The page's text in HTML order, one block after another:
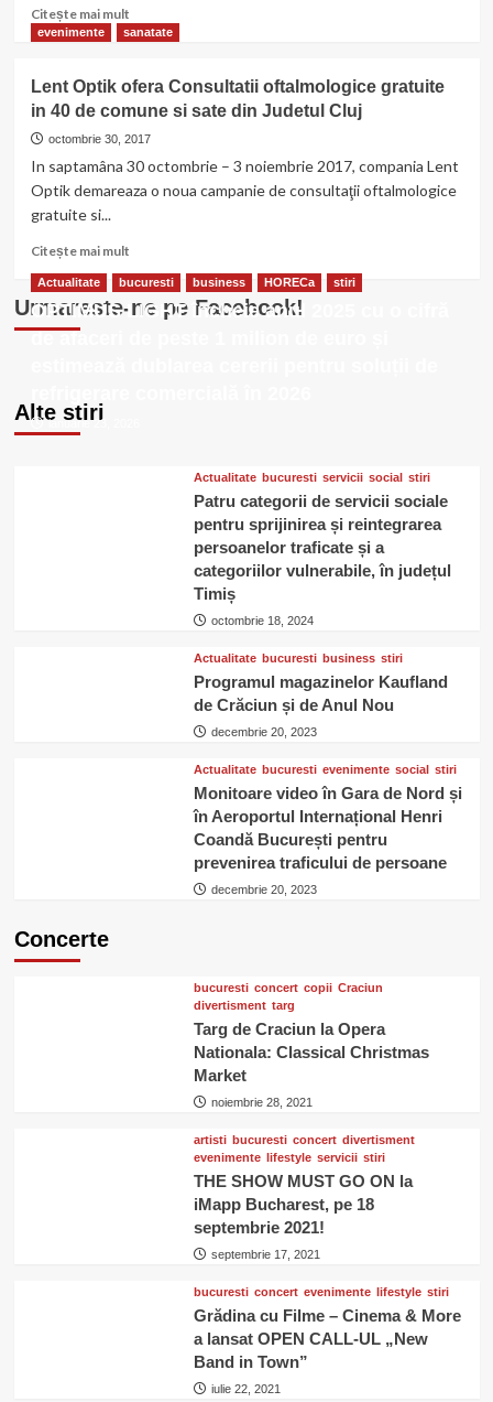
gratuite
40
de
comune
sate
din
Citește mai multCitește
mai
Lent
Optik
evenimente sanatate
Lent Optik ofera Consultatii oftalmologice gratuite
in 40 de comune si sate din Judetul Cluj
octombrie 30, 2017
In saptamâna 30 octombrie – 3 noiembrie 2017, compania Lent
Optik demareaza o noua campanie de consultaţii oftalmologice
gratuite si...
Citește mai multCitește
multe
despre
Urmareste-ne pe Facebook!
Alte stiri
Actualitate bucuresti business HORECa stiri
OPTIMUS LIGHT încheie anul 2025 cu o cifră
de afaceri de peste 1 milion de euro și
ianuarie 23, 2026
Actualitate bucuresti servicii social stiri
Patru categorii de servicii sociale
pentru sprijinirea și reintegrarea
persoanelor traficate și a
categoriilor vulnerabile, în județul
Timiș
octombrie 18, 2024
Actualitate bucuresti business stiri
Programul magazinelor Kaufland
de Crăciun și de Anul Nou
decembrie 20, 2023
Actualitate bucuresti evenimente social stiri
Monitoare video în Gara de Nord și
în Aeroportul Internațional Henri
Coandă București pentru
prevenirea traficului de persoane
decembrie 20, 2023
Concerte
bucuresti concert copii Craciun
divertisment targ
Targ de Craciun la Opera
Nationala: Classical Christmas
Market
noiembrie 28, 2021
artisti bucuresti concert divertisment
evenimente lifestyle servicii stiri
THE SHOW MUST GO ON la
iMapp Bucharest, pe 18
septembrie 2021!
septembrie 17, 2021
bucuresti concert evenimente lifestyle stiri
Grădina cu Filme – Cinema & More
a lansat OPEN CALL-UL „New
Band in Town”
iulie 22, 2021